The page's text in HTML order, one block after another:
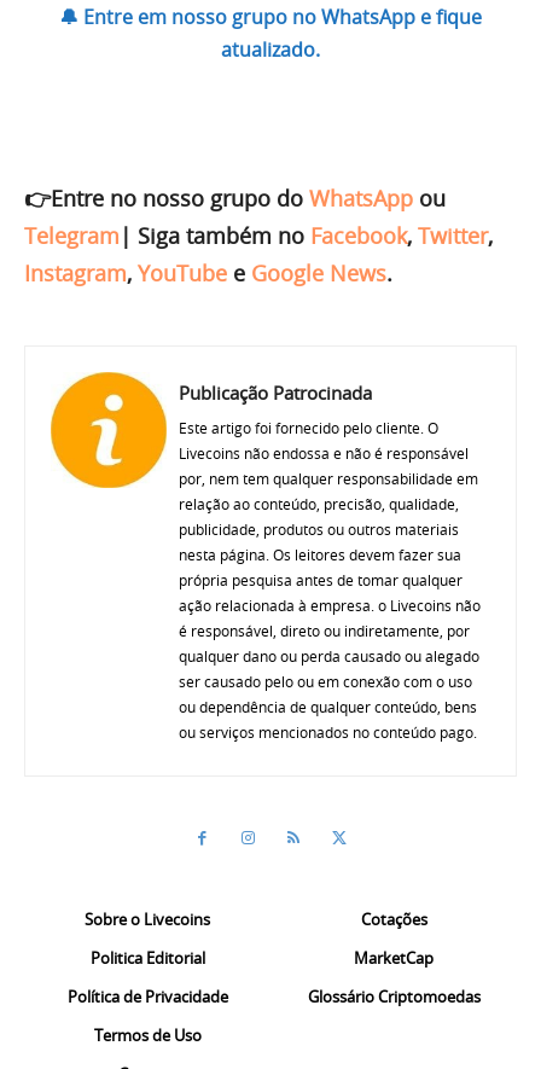
🔔 Entre em nosso grupo no WhatsApp e fique
atualizado.
👉Entre no nosso grupo do WhatsApp ou
Telegram | Siga também no Facebook, Twitter,
Instagram, YouTube e Google News.
Publicação Patrocinada
Este artigo foi fornecido pelo cliente. O
Livecoins não endossa e não é responsável
por, nem tem qualquer responsabilidade em
relação ao conteúdo, precisão, qualidade,
publicidade, produtos ou outros materiais
nesta página. Os leitores devem fazer sua
própria pesquisa antes de tomar qualquer
ação relacionada à empresa. o Livecoins não
é responsável, direto ou indiretamente, por
qualquer dano ou perda causado ou alegado
ser causado pelo ou em conexão com o uso
ou dependência de qualquer conteúdo, bens
ou serviços mencionados no conteúdo pago.
Sobre o Livecoins
Politica Editorial
Política de Privacidade
Termos de Uso
Cotações
MarketCap
Glossário Criptomoedas